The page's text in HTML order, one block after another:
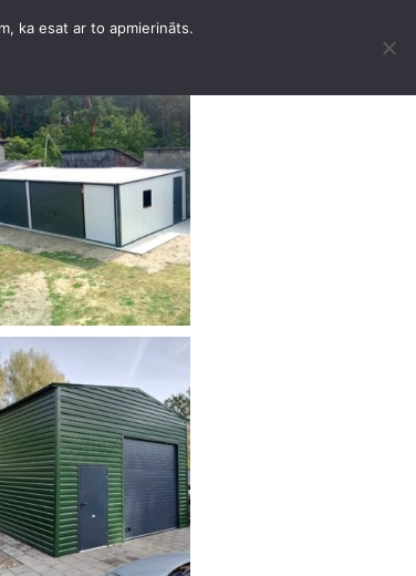
ka esat ar to apmierināts.